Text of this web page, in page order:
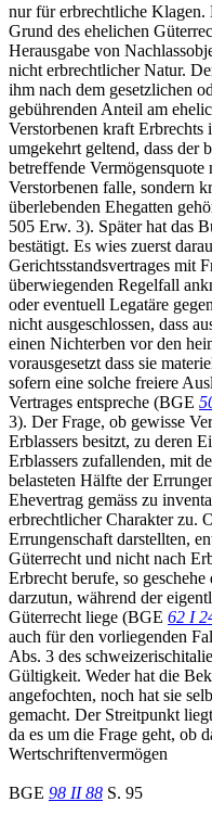
nur für erbrechtliche Klagen.
Grund des ehelichen
Herausgabe von
nicht erbrechtlicher Natur.
ihm nach dem gesetzlichen
gebührenden Anteil am
Verstorbenen kraft
umgekehrt geltend, dass der
betreffende
Verstorbenen falle, sondern
überlebenden Ehegatten
505 Erw. 3). Später hat das
bestätigt. Es wies zuerst
Gerichtsstandsvertrages mit
überwiegenden Regelfall
oder eventuell Legatäre
nicht ausgeschlossen, dass
einen Nichterben vor den
vorausgesetzt dass sie
sofern eine solche freiere
Vertrages entspreche (BGE
3). Der Frage, ob gewisse
Erblassers besitzt, zu deren
Erblassers zufallenden, mit
belasteten Hälfte der
Ehevertrag gemäss zu
erbrechtlicher Charakter zu.
Errungenschaft darstellten,
Güterrecht und nicht nach
Erbrecht berufe, so
darzutun, während der
Güterrecht liege (BGE 62 I
auch für den vorliegenden
Abs. 3 des
Gültigkeit. Weder hat die
angefochten, noch hat sie
gemacht. Der Streitpunkt
da es um die Frage geht, ob
Wertschriftenvermögen
BGE 98 II 88 S. 95